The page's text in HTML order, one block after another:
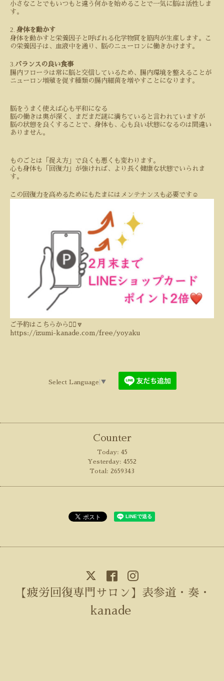
小さなことでもいつもと違う何かを始めることで一気に脳は活性しま
す。
2. 身体を動かす
身体を動かすと栄養因子と呼ばれる化学物質を筋肉が生産します。こ
の栄養因子は、血液中を通り、脳のニューロンに働きかけます。
3.バランスの良い食事
腸内フローラは常に脳と交信しているため、腸内環境を整えることが
ニューロン増殖を促す種類の腸内細菌を増やすことになります。
脳をうまく使えば心も平和になる
脳の働きは奥が深く、まだまだ謎に満ちていると言われていますが
脳の状態を良くすることで、身体も、心も良い状態になるのは間違い
ありません。
ものごとは「捉え方」で良くも悪くも変わります。
心も身体も「回復力」が強ければ、より長く健康な状態でいられま
す。
この回復力を高めるためにもたまにはメンテナンスも必要です ☺️
ご予約はこちらから💁‍♀️🔽
https://izumi-kanade.com/free/yoyaku
Select Language ▼
Counter
Today: 45
Yesterday: 4552
Total: 2659343
【疲労回復専門サロン】表参道・奏・
kanade